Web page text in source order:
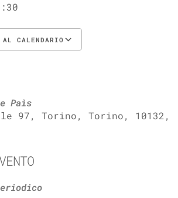
CALENDARIO
Paìs
97, Torino, Torino, 10132,